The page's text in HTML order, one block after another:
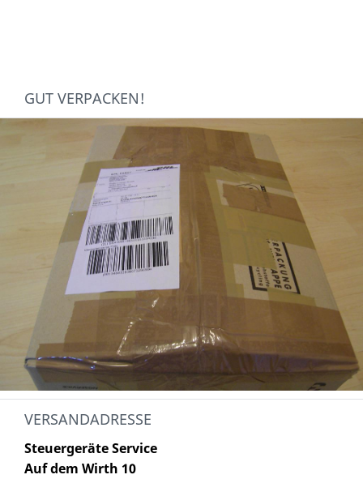
GUT VERPACKEN!
VERSANDADRESSE
Steuergeräte Service
Auf dem Wirth 10